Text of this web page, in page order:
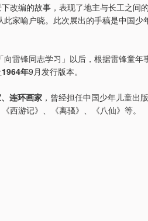
改编的故事，表现了地主与长工之间
此家喻户晓。此次展出的手稿是中国少
雷锋同志学习」以后，根据雷锋童年
1964年9月发行版本。
连环画家 ，曾经担任中国少年儿童出
西游记》、《离骚》、《八仙》等。